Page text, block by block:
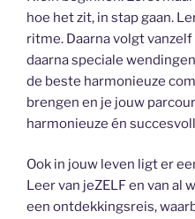
hoe het zit, in stap gaan.
ritme. Daarna volgt
daarna speciale
de beste harmonieuze
brengen en je jouw
harmonieuze én
Ook in jouw leven ligt er
Leer van jeZELF en van al
een ontdekkingsreis,